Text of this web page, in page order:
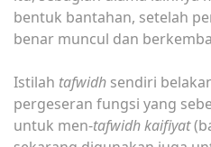
bentuk bantahan, setelah
benar muncul dan
Istilah tafwidh sendiri
pergeseran fungsi yang
untuk men-tafwidh kaifiyat